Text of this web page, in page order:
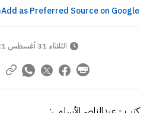
Add as Preferred Source on Google
الثلاثاء 31 أغسطس 2021